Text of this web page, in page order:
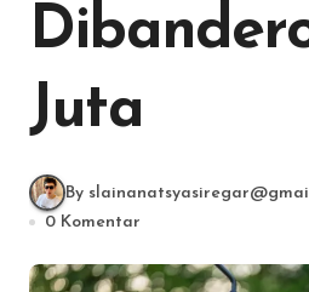
Juta
By
0 Komentar